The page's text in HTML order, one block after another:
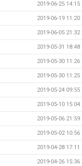
2019-06-25 14:15
2019-06-19 11:20
2019-06-05 21:32
2019-05-31 18:48
2019-05-30 11:26
2019-05-30 11:25
2019-05-24 09:55
2019-05-10 15:04
2019-05-06 21:59
2019-05-02 10:56
2019-04-28 17:11
2019-04-26 15:36